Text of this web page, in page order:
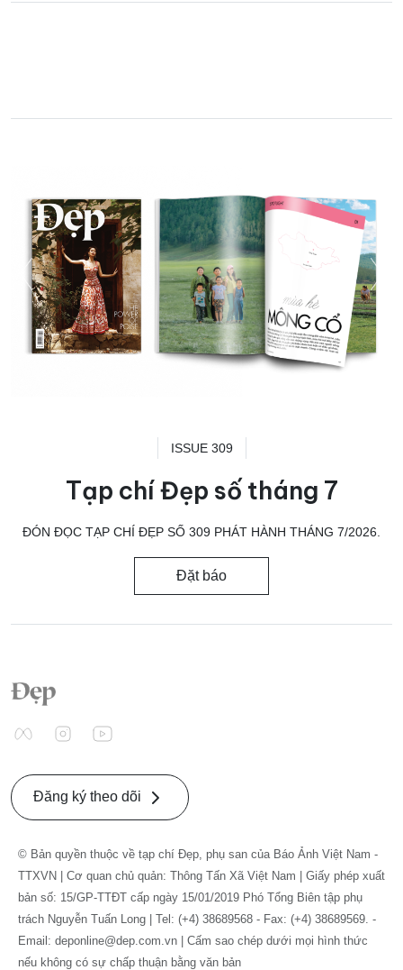
ISSUE 309
Tạp chí Đẹp số tháng 7
ĐÓN ĐỌC TẠP CHÍ ĐẸP SỐ 309 PHÁT HÀNH THÁNG 7/2026.
Đặt báo
Đăng ký theo dõi
© Bản quyền thuộc về tạp chí Đẹp, phụ san của Báo Ảnh Việt Nam -
TTXVN | Cơ quan chủ quản: Thông Tấn Xã Việt Nam | Giấy phép xuất
bản số: 15/GP-TTĐT cấp ngày 15/01/2019 Phó Tổng Biên tập phụ
trách Nguyễn Tuấn Long | Tel: (+4) 38689568 - Fax: (+4) 38689569. -
Email: deponline@dep.com.vn | Cấm sao chép dưới mọi hình thức
nếu không có sự chấp thuận bằng văn bản